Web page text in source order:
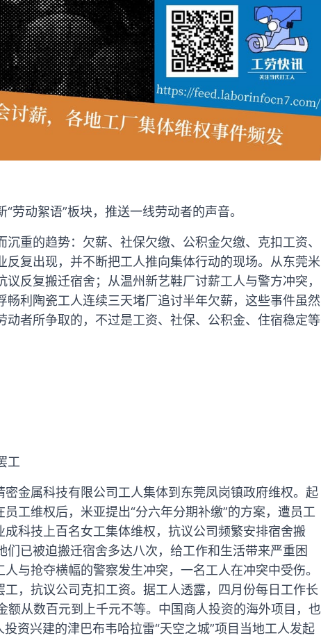
劳动絮语”板块，推送一线劳动者的声音。
重的趋势：欠薪、社保欠缴、公积金欠缴、克扣工资、
复出现，并不断把工人推向集体行动的现场。从东莞米
反复搬迁宿舍；从温州新艺鞋厂讨薪工人与警方冲突，
利陶瓷工人连续三天堵厂追讨半年欠薪，这些事件虽然
者所争取的，不过是工资、社保、公积金、住宿稳定等
工
金属科技有限公司工人集体到东莞凤岗镇政府维权。起
工维权后，米亚提出“分六年分期补缴”的方案，遭员工
科技上百名女工集体维权，抗议公司频繁安排宿舍搬
已被迫搬迁宿舍多达八次，给工作和生活带来严重困
与抢夺横幅的警察发生冲突，一名工人在冲突中受伤。
，抗议公司克扣工资。据工人透露，四月份每日工作长
从数百元到上千元不等。中国商人投资的海外项目，也
资兴建的津巴布韦哈拉雷“天空之城”项目当地工人发起